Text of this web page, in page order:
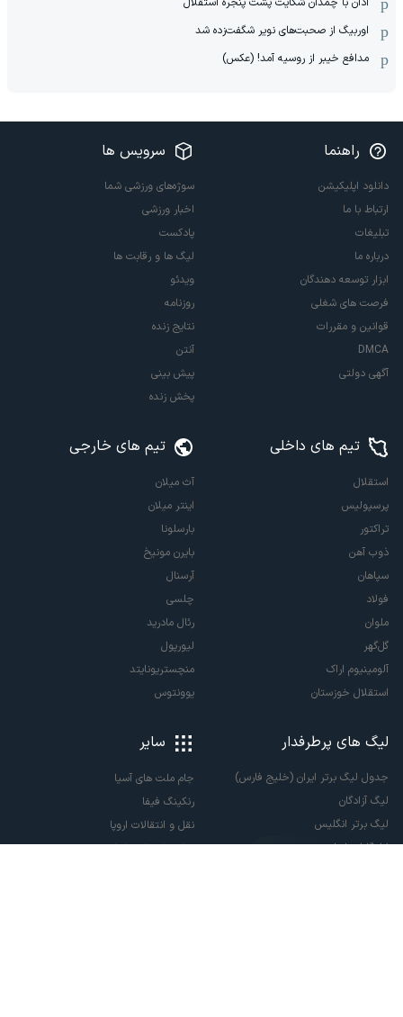
اوربیگ از صحبت‌های نویر شگفت‌زده شد
مدافع خیبر از روسیه آمد! (عکس)
راهنما
دانلود اپلیکیشن
ارتباط با ما
تبلیغات
درباره ما
ابزار توسعه دهندگان
فرصت های شغلی
قوانین و مقررات
DMCA
آگهی دولتی
سرویس ها
سوژه‌های ورزشی شما
اخبار ورزشی
پادکست
لیگ ها و رقابت ها
ویدئو
روزنامه
نتایج زنده
آنتن
پیش بینی
پخش زنده
تیم های داخلی
استقلال
پرسپولیس
تراکتور
ذوب آهن
سپاهان
فولاد
ملوان
گل‌گهر
آلومینیوم اراک
استقلال خوزستان
تیم های خارجی
آث میلان
اینتر میلان
بارسلونا
بایرن مونیخ
آرسنال
چلسی
رئال مادرید
لیورپول
منچستریونایتد
یوونتوس
لیگ های پرطرفدار
جدول لیگ برتر ایران (خلیج فارس)
لیگ آزادگان
لیگ برتر انگلیس
لالیگا اسپانیا
سایر
جام ملت های آسیا
رنکینگ فیفا
نقل و انتقالات اروپا
نقل و انتقالات ایران